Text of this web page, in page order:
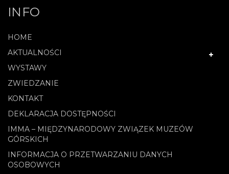
INFO
HOME
AKTUALNOŚCI
WYSTAWY
ZWIEDZANIE
KONTAKT
DEKLARACJA DOSTĘPNOŚCI
IMMA – MIĘDZYNARODOWY ZWIĄZEK MUZEÓW
GÓRSKICH
INFORMACJA O PRZETWARZANIU DANYCH
OSOBOWYCH